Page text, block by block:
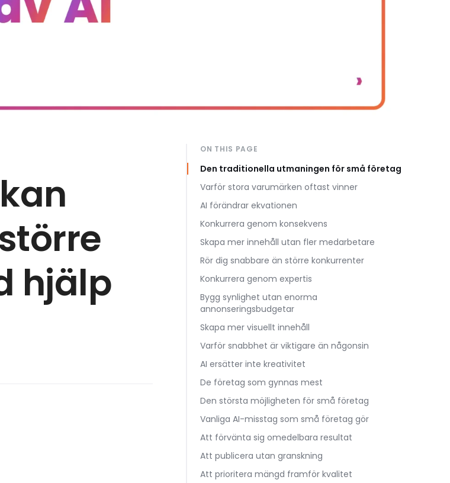
hjälp
ON THIS PAGE
Den traditionella utmaningen för små företag
Varför stora varumärken oftast vinner
AI förändrar ekvationen
Konkurrera genom konsekvens
Skapa mer innehåll utan fler medarbetare
Rör dig snabbare än större konkurrenter
Konkurrera genom expertis
Bygg synlighet utan enorma
annonseringsbudgetar
Skapa mer visuellt innehåll
Varför snabbhet är viktigare än någonsin
AI ersätter inte kreativitet
De företag som gynnas mest
Den största möjligheten för små företag
Vanliga AI-misstag som små företag gör
Att förvänta sig omedelbara resultat
Att publicera utan granskning
Att prioritera mängd framför kvalitet